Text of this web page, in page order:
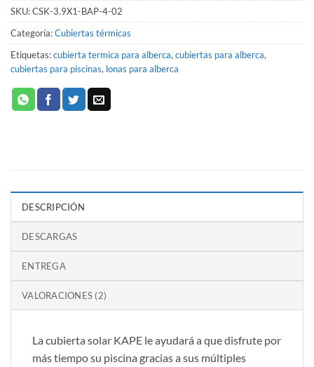
SKU:CSK-3.9X1-BAP-4-02
Categoría:Cubiertas térmicas
Etiquetas:cubierta termica para alberca, cubiertas para alberca,
cubiertas para piscinas, lonas para alberca
DESCRIPCIÓN
DESCARGAS
ENTREGA
VALORACIONES (2)
La cubierta solar KAPE le ayudará a que disfrute por
más tiempo su piscina gracias a sus múltiples